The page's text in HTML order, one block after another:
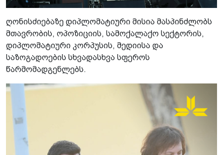
ღონისძიებაზე დიპლომატიური მისია მასპინძლობს
მთავრობის, ოპოზიციის, სამოქალაქო სექტორის,
დიპლომატიური კორპუსის, მედიისა და
საზოგადოების სხვადასხვა სფეროს
წარმომადგენლებს.